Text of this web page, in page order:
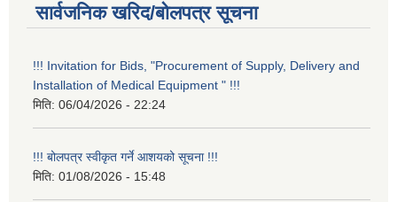
सार्वजनिक खरिद/बोलपत्र सूचना
!!! Invitation for Bids, "Procurement of Supply, Delivery and
Installation of Medical Equipment " !!!
मिति: 06/04/2026 - 22:24
!!! बोलपत्र स्वीकृत गर्ने आशयको सूचना !!!
मिति: 01/08/2026 - 15:48